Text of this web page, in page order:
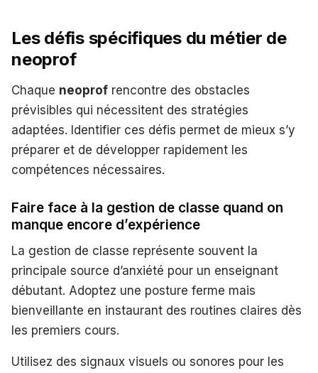
Les défis spécifiques du métier de
neoprof
Chaque neoprof rencontre des obstacles
prévisibles qui nécessitent des stratégies
adaptées. Identifier ces défis permet de mieux s’y
préparer et de développer rapidement les
compétences nécessaires.
Faire face à la gestion de classe quand on
manque encore d’expérience
La gestion de classe représente souvent la
principale source d’anxiété pour un enseignant
débutant. Adoptez une posture ferme mais
bienveillante en instaurant des routines claires dès
les premiers cours.
Utilisez des signaux visuels ou sonores pour les